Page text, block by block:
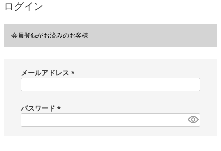
ログイン
会員登録がお済みのお客様
メールアドレス
)
パスワード